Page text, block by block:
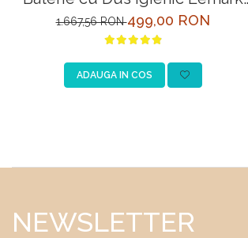
Bronx LM3719BL Negru Incastrata
1.667,56 RON499,00 RON
ADAUGA IN COS
NEWSLETTER